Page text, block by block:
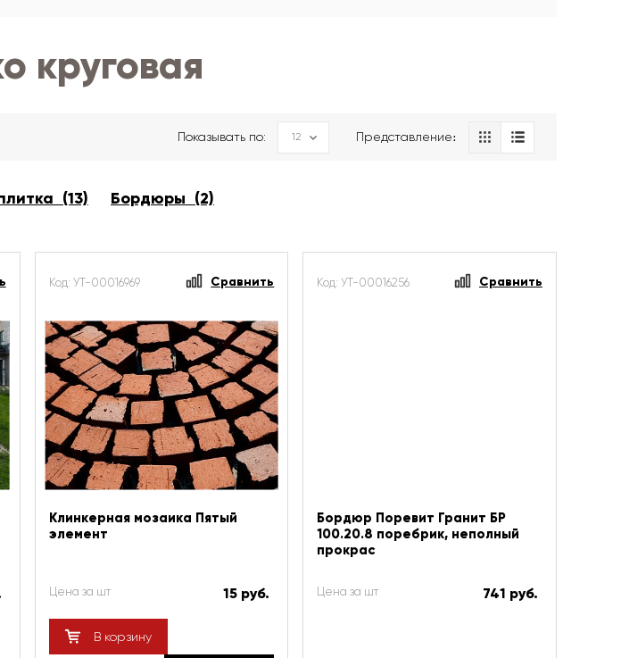
круговая
Показывать по: Представление։
(13) Бордюры (2)
Код: УТ-00016969 Сравнить
Клинкерная мозаика Пятый
элемент
Цена за шт 15 руб.
В корзину
Код: УТ-00016256 Сравнить
Бордюр Поревит Гранит БР
100.20.8 поребрик, неполный
прокрас
Цена за шт 741 руб.